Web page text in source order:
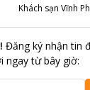
Khách sạn Vĩnh
! Đăng ký nhận tin
ngay từ bây giờ: